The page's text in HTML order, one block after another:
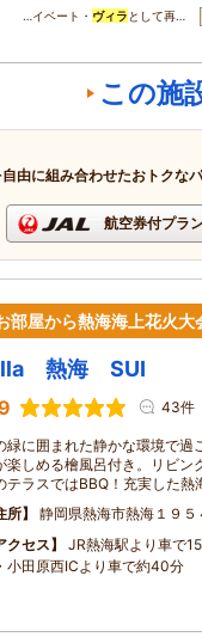
…イベート・ ヴィラ として再…
この施
由に組み合わせたおトクな
航空券付プラ
部屋から熱海海上花火大
熱海 SUI
43件
緑に囲まれた静かな環境で過
楽しめる檜風呂付き。リビン
テラスではBBQ！充実した熱
所
静岡県熱海市熱海１９５
クセス
JR熱海駅より車で
小田原西ICより車で約40分